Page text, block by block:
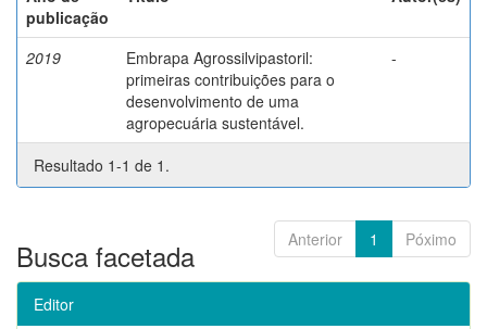
publicação
2019
Embrapa Agrossilvipastoril:
primeiras contribuições para o
desenvolvimento de uma
agropecuária sustentável.
-
Resultado 1-1 de 1.
Anterior 1 Póximo
Busca facetada
Editor